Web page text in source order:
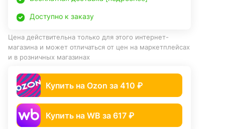
Доступно к заказу
Цена действительна только для этого интернет-
магазина и может отличаться от цен на маркетплейсах
и в розничных магазинах
Купить на Ozon за 410 ₽
Купить на WB за 617 ₽